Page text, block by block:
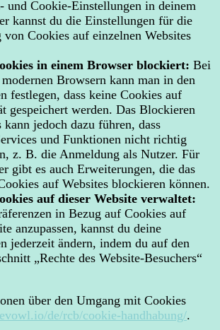
und Cookie-Einstellungen in deinem
kannst du die Einstellungen für die
von Cookies auf einzelnen Websites
in einem Browser blockiert: Bei
Browsern kann man in den
festlegen, dass keine Cookies auf
gespeichert werden. Das Blockieren
jedoch dazu führen, dass
und Funktionen nicht richtig
z. B. die Anmeldung als Nutzer. Für
gibt es auch Erweiterungen, die das
auf Websites blockieren können.
auf dieser Website verwaltet:
in Bezug auf Cookies auf
anzupassen, kannst du deine
jederzeit ändern, indem du auf den
„Rechte des Website-Besuchers“
über den Umgang mit Cookies
de/rcb/cookie-handhabung/.